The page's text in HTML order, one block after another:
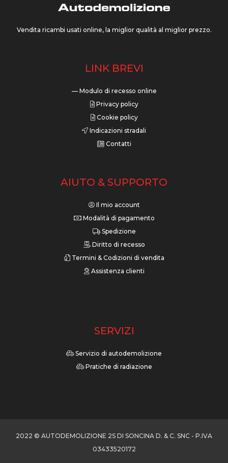
Vendita ricambi usati online, la miglior qualità al miglior prezzo.
LINK BREVI
— Modulo di recesso online
Privacy policy
Cookie policy
Indicazioni stradali
Contatti
AIUTO & SUPPORTO
Il mio account
Modalità di pagamento
Spedizione
Diritto di recesso
Termini & Codizioni di vendita
Assistenza clienti
SERVIZI
Servizio di autodemolizione
Pratiche di radiazione
2022 © AUTODEMOLIZIONE 2S DI SONCINA D. & C. SNC - P.IVA
03433520172